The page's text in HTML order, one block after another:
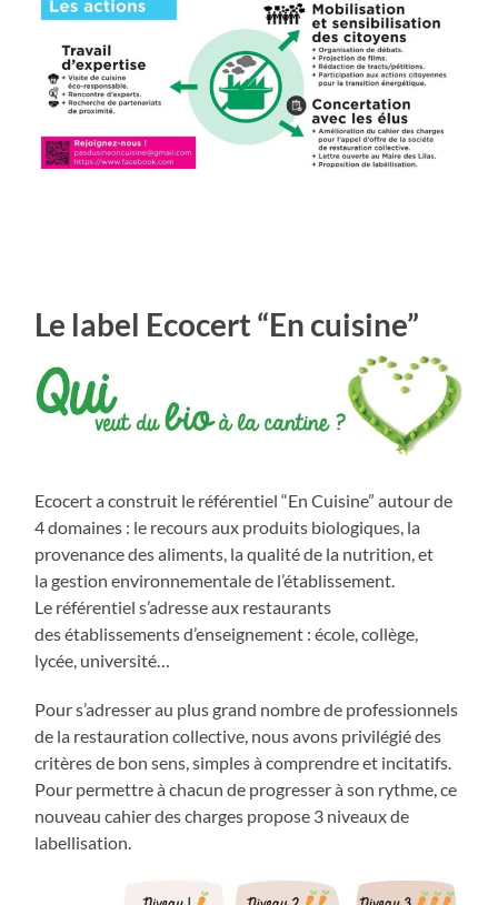
Le label Ecocert “En cuisine”
Ecocert a construit le référentiel “En Cuisine” autour de
4 domaines : le recours aux produits biologiques, la
provenance des aliments, la qualité de la nutrition, et
la gestion environnementale de l’établissement.
Le référentiel s’adresse aux restaurants
des établissements d’enseignement : école, collège,
lycée, université…
Pour s’adresser au plus grand nombre de professionnels
de la restauration collective, nous avons privilégié des
critères de bon sens, simples à comprendre et incitatifs.
Pour permettre à chacun de progresser à son rythme, ce
nouveau cahier des charges propose 3 niveaux de
labellisation.